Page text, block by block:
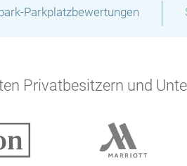
Parkplatzbewertungen |
Privatbesitzern und